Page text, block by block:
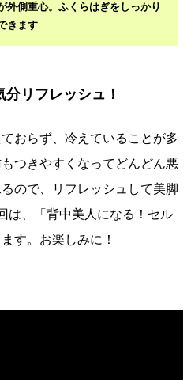
外側重心。ふくらはぎをしっかり
きます
リフレッシュ！
おらず、冷えていることが多
つきやすくなってどんどん悪
ので、リフレッシュして美脚
は、「背中美人になる！セル
す。お楽しみに！